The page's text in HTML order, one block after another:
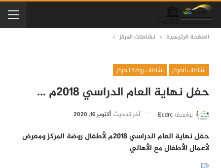
الصفحة الرئيسية نشاطات المركز
نشاطات المركز نشاطات روضة المركز
حفل نهاية العام الدراسي 2018م …
بواسطة Ecdrc آخر تحديث أكتوبر 16, 2020
حفل نهاية العام الدراسي 2018م لأطفال روضة المركز ومعرض
لأعمال الأطفال مع الأهالي